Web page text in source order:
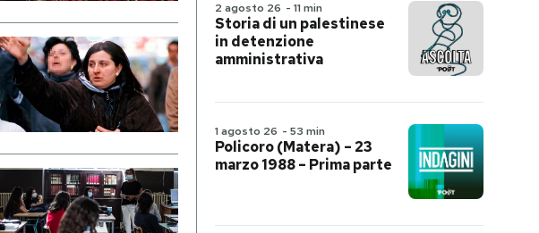
2 agosto 26 - 11 min
Storia di un palestinese
in detenzione
amministrativa
1 agosto 26 - 53 min
Policoro (Matera) – 23
marzo 1988 – Prima parte